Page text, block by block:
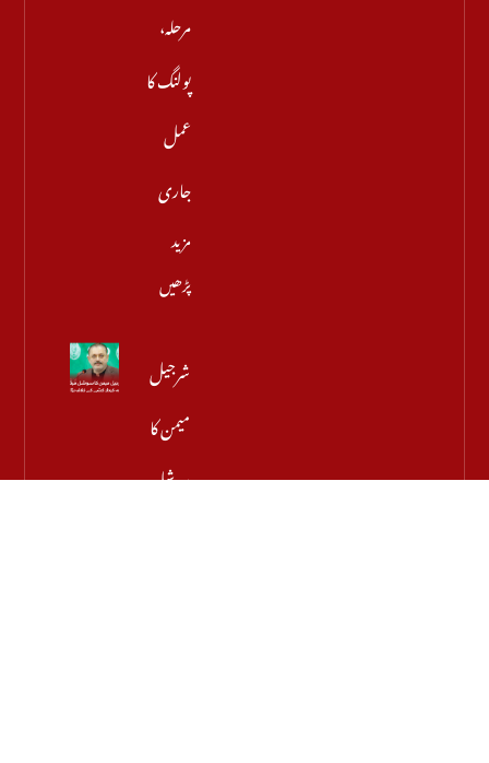
مرحلہ،
پولنگ کا
عمل
جاری
مزید
پڑھیں
شرجیل
میمن کا
سوشل